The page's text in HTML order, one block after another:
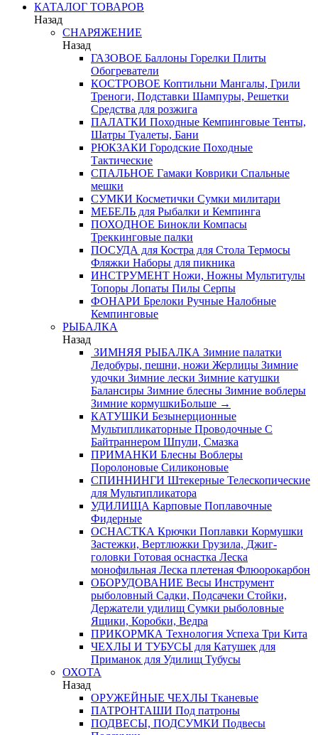
КАТАЛОГ ТОВАРОВ
Назад
СНАРЯЖЕНИЕ
Назад
ГАЗОВОЕ Баллоны Горелки Плиты
Обогреватели
КОСТРОВОЕ Коптильни Мангалы, Грили
Треноги, Подставки Шампуры, Решетки
Средства для розжига
ПАЛАТКИ Походные Кемпинговые Тенты,
Шатры Туалеты, Бани
РЮКЗАКИ Городские Походные
Тактические
СПАЛЬНОЕ Гамаки Коврики Спальные
мешки
СУМКИ Косметички Сумки милитари
МЕБЕЛЬ для Рыбалки и Кемпинга
ПОХОДНОЕ Бинокли Компасы
Треккинговые палки
ПОСУДА для Костра для Стола Термосы
Фляжки Наборы для пикника
ИНСТРУМЕНТ Ножи, Ножны Мультитулы
Топоры Лопаты Пилы Серпы
ФОНАРИ Брелоки Ручные Налобные
Кемпинговые
РЫБАЛКА
Назад
ЗИМНЯЯ РЫБАЛКА Зимние палатки
Ледобуры, пешни, ножи Жерлицы Зимние
удочки Зимние лески Зимние катушки
Балансиры Зимние блесны Зимние воблеры
Зимние кормушкиБольше →
КАТУШКИ Безынерционные
Мультипликаторные Проводочные С
Байтраннером Шпули, Смазка
ПРИМАНКИ Блесны Воблеры
Поролоновые Силиконовые
СПИННИНГИ Штекерные Телескопические
для Мультипликатора
УДИЛИЩА Карповые Поплавочные
Фидерные
ОСНАСТКА Крючки Поплавки Кормушки
Застежки, Вертлюжки Грузила, Джиг-
головки Готовая оснастка Леска
монофильная Леска плетеная Флюорокарбон
ОБОРУДОВАНИЕ Весы Инструмент
рыболовный Садки, Подсачеки Стойки,
Держатели удилищ Сумки рыболовные
Ящики, Коробки, Ведра
ПРИКОРМКА Технология Успеха Три Кита
ЧЕХЛЫ И ТУБУСЫ для Катушек для
Приманок для Удилищ Тубусы
ОХОТА
Назад
ОРУЖЕЙНЫЕ ЧЕХЛЫ Тканевые
ПАТРОНТАШИ Под патроны
ПОДВЕСЫ, ПОДСУМКИ Подвесы